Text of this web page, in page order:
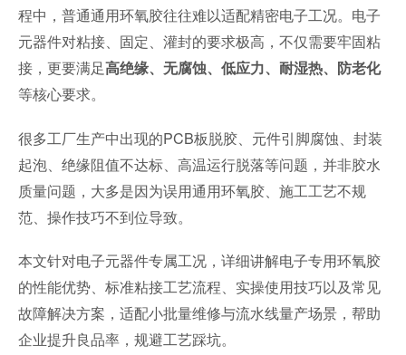
程中，普通通用环氧胶往往难以适配精密电子工况。电子
元器件对粘接、固定、灌封的要求极高，不仅需要牢固粘
接，更要满足高绝缘、无腐蚀、低应力、耐湿热、防老化
等核心要求。
很多工厂生产中出现的PCB板脱胶、元件引脚腐蚀、封装
起泡、绝缘阻值不达标、高温运行脱落等问题，并非胶水
质量问题，大多是因为误用通用环氧胶、施工工艺不规
范、操作技巧不到位导致。
本文针对电子元器件专属工况，详细讲解电子专用环氧胶
的性能优势、标准粘接工艺流程、实操使用技巧以及常见
故障解决方案，适配小批量维修与流水线量产场景，帮助
企业提升良品率，规避工艺踩坑。